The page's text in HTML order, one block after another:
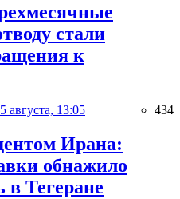
стали
к
августа, 13:05 434
Ирана:
обнажило
в Тегеране